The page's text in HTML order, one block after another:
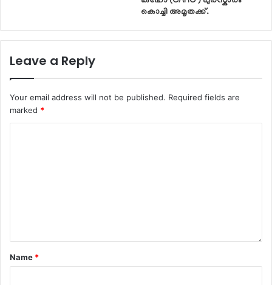
കൊച്ചി അമൃതക്ക്.
Leave a Reply
Your email address will not be published. Required fields are
marked *
Name *